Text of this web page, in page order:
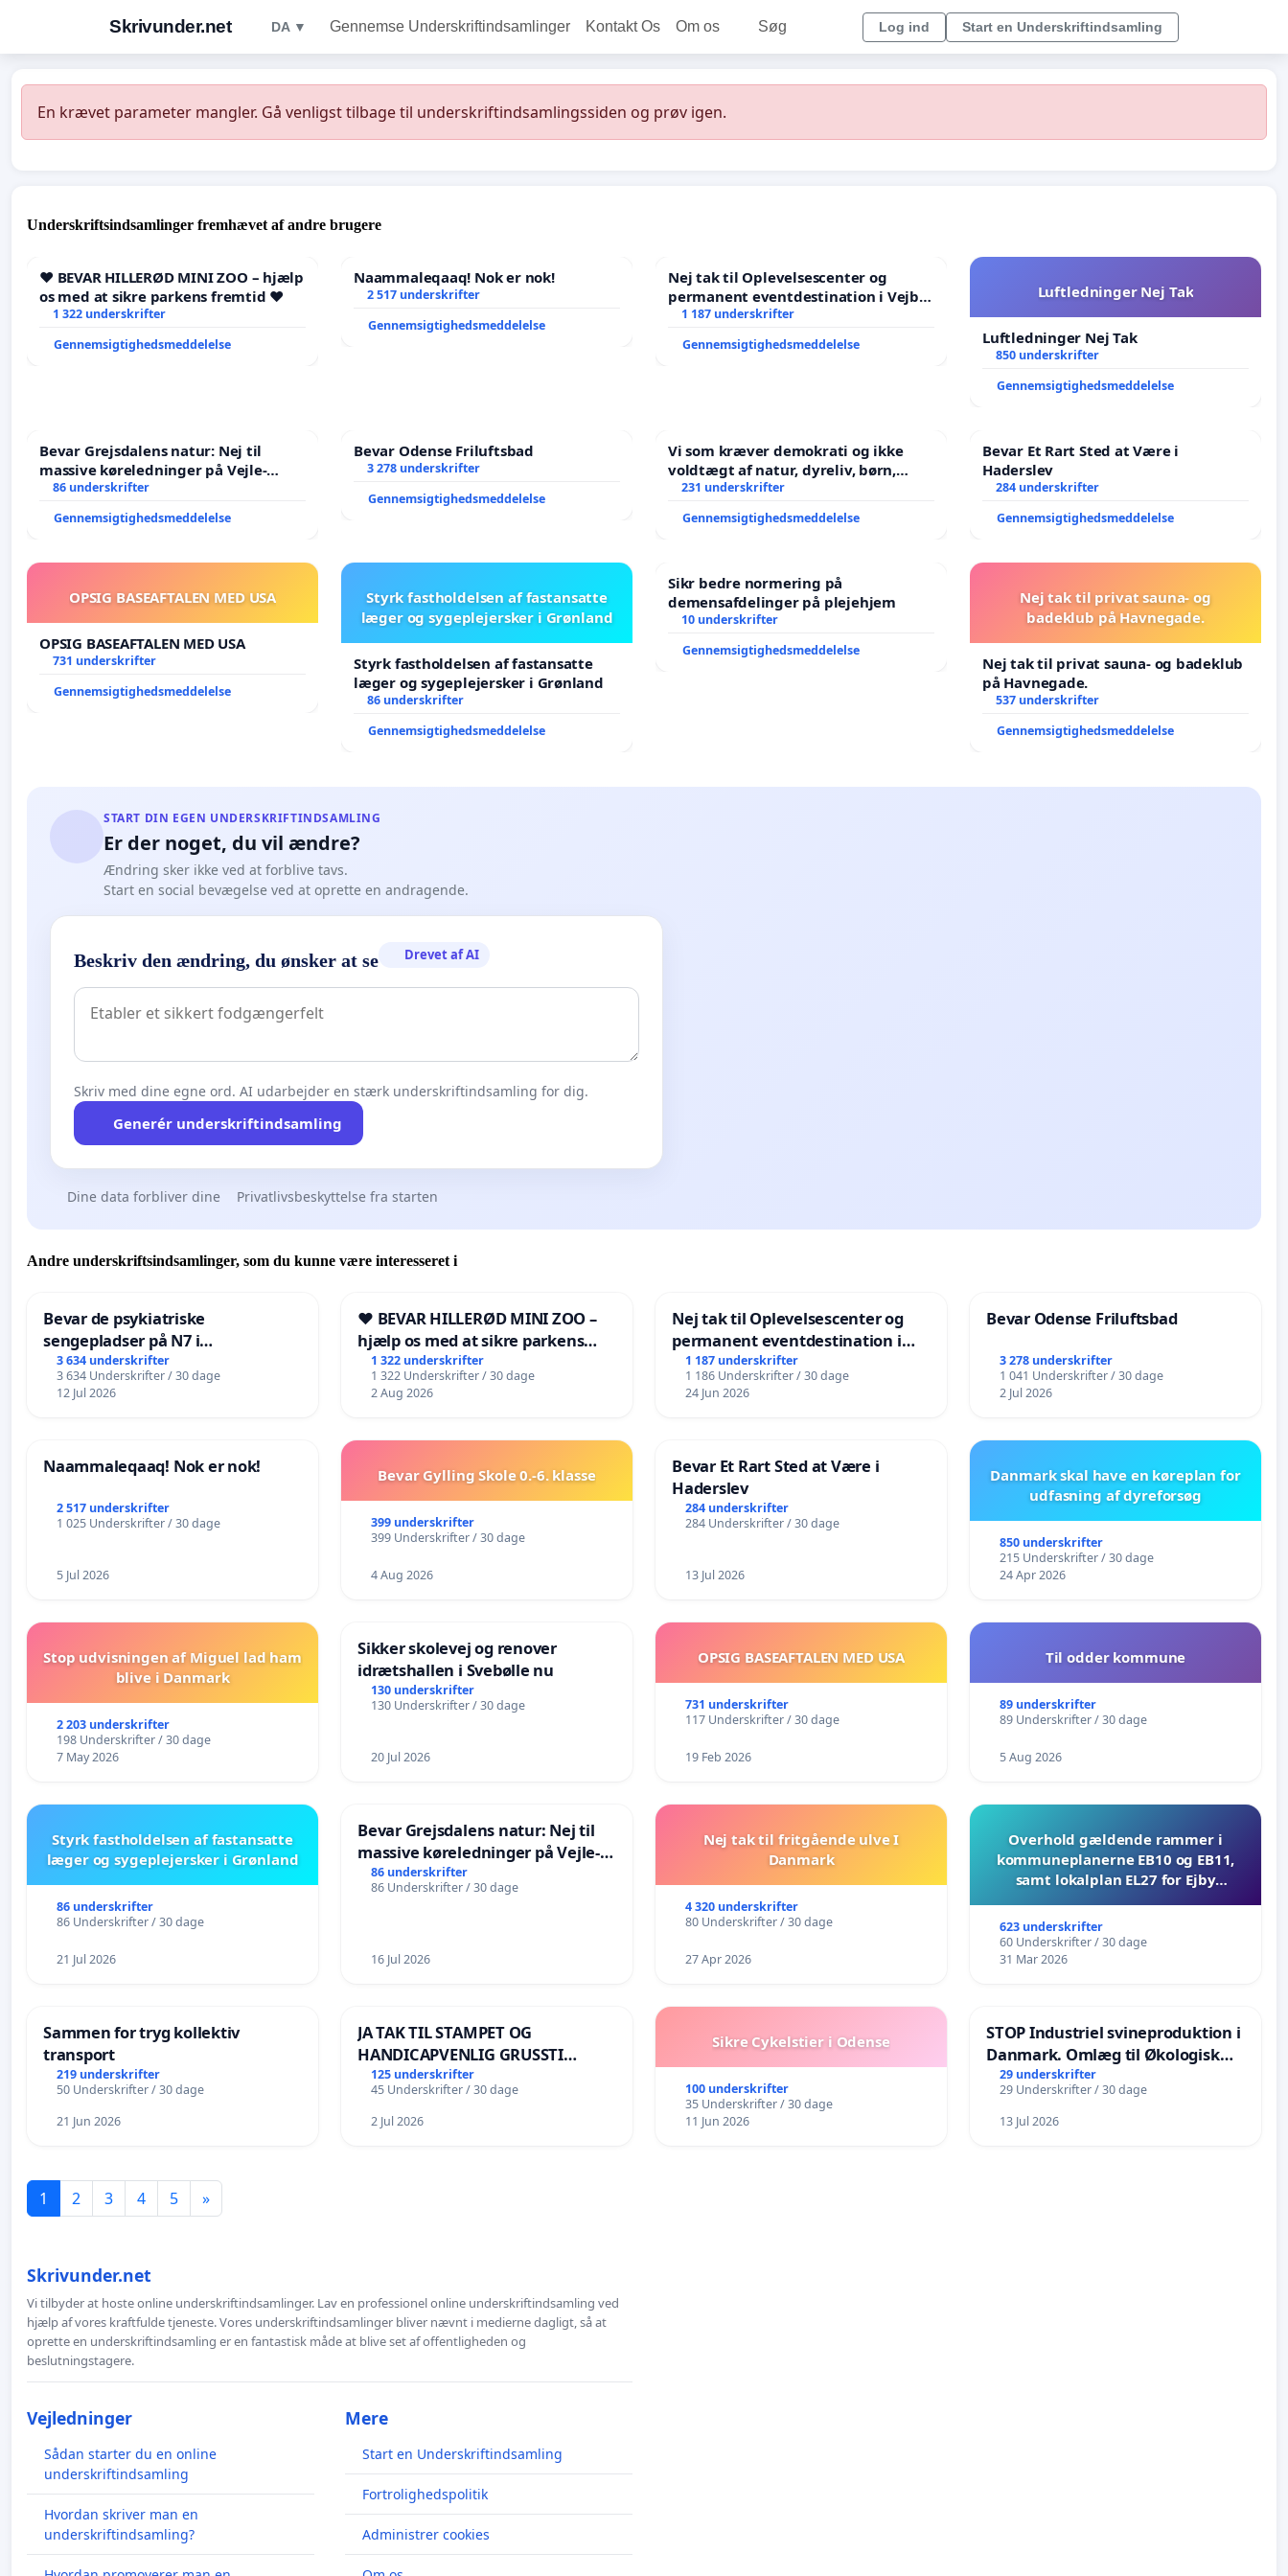
Skrivunder.net DA ▼ Gennemse Underskriftindsamlinger Kontakt Os Om os Søg Log ind Start en Underskriftindsamling
En krævet parameter mangler. Gå venligst tilbage til underskriftindsamlingssiden og prøv igen.
Underskriftsindsamlinger fremhævet af andre brugere
❤️ BEVAR HILLERØD MINI ZOO – hjælp
os med at sikre parkens fremtid ❤️
1 322 underskrifter
Gennemsigtighedsmeddelelse
Naammaleqaaq! Nok er nok!
2 517 underskrifter
Gennemsigtighedsmeddelelse
Nej tak til Oplevelsescenter og
permanent eventdestination i Vejby
- Ja tak til et levende lokalområde i
1 187 underskrifter
Gennemsigtighedsmeddelelse
Luftledninger Nej Tak
Luftledninger Nej Tak
850 underskrifter
Gennemsigtighedsmeddelelse
Bevar Grejsdalens natur: Nej til
massive køreledninger på Vejle-
Struer-banen
86 underskrifter
Gennemsigtighedsmeddelelse
Bevar Odense Friluftsbad
3 278 underskrifter
Gennemsigtighedsmeddelelse
Vi som kræver demokrati og ikke
voldtægt af natur, dyreliv, børn,
unge Borgene har sagt NEJ i mange
231 underskrifter
Gennemsigtighedsmeddelelse
Bevar Et Rart Sted at Være i
Haderslev
284 underskrifter
Gennemsigtighedsmeddelelse
OPSIG BASEAFTALEN MED USA
OPSIG BASEAFTALEN MED USA
731 underskrifter
Gennemsigtighedsmeddelelse
Styrk fastholdelsen af fastansatte
læger og sygeplejersker i Grønland
Styrk fastholdelsen af fastansatte
læger og sygeplejersker i Grønland
86 underskrifter
Gennemsigtighedsmeddelelse
Sikr bedre normering på
demensafdelinger på plejehjem
10 underskrifter
Gennemsigtighedsmeddelelse
Nej tak til privat sauna- og
badeklub på Havnegade.
Nej tak til privat sauna- og badeklub
på Havnegade.
537 underskrifter
Gennemsigtighedsmeddelelse
START DIN EGEN UNDERSKRIFTINDSAMLING
Er der noget, du vil ændre?
Ændring sker ikke ved at forblive tavs.
Start en social bevægelse ved at oprette en andragende.
Beskriv den ændring, du ønsker at se Drevet af AI
Skriv med dine egne ord. AI udarbejder en stærk underskriftindsamling for dig.
Generér underskriftindsamling
Dine data forbliver dine Privatlivsbeskyttelse fra starten
Andre underskriftsindsamlinger, som du kunne være interesseret i
Bevar de psykiatriske
sengepladser på N7 i
Frederikshavn
3 634 underskrifter
3 634 Underskrifter / 30 dage
12 Jul 2026
❤️ BEVAR HILLERØD MINI ZOO –
hjælp os med at sikre parkens
fremtid ❤️
1 322 underskrifter
1 322 Underskrifter / 30 dage
2 Aug 2026
Nej tak til Oplevelsescenter og
permanent eventdestination i
Vejby - Ja tak til et levende
lokalområde i balance
1 187 underskrifter
1 186 Underskrifter / 30 dage
24 Jun 2026
Bevar Odense Friluftsbad
3 278 underskrifter
1 041 Underskrifter / 30 dage
2 Jul 2026
Naammaleqaaq! Nok er nok!
2 517 underskrifter
1 025 Underskrifter / 30 dage
5 Jul 2026
Bevar Gylling Skole 0.-6. klasse
399 underskrifter
399 Underskrifter / 30 dage
4 Aug 2026
Bevar Et Rart Sted at Være i
Haderslev
284 underskrifter
284 Underskrifter / 30 dage
13 Jul 2026
Danmark skal have en køreplan for
udfasning af dyreforsøg
850 underskrifter
215 Underskrifter / 30 dage
24 Apr 2026
Stop udvisningen af Miguel lad ham
blive i Danmark
2 203 underskrifter
198 Underskrifter / 30 dage
7 May 2026
Sikker skolevej og renover
idrætshallen i Svebølle nu
130 underskrifter
130 Underskrifter / 30 dage
20 Jul 2026
OPSIG BASEAFTALEN MED USA
731 underskrifter
117 Underskrifter / 30 dage
19 Feb 2026
Til odder kommune
89 underskrifter
89 Underskrifter / 30 dage
5 Aug 2026
Styrk fastholdelsen af fastansatte
læger og sygeplejersker i Grønland
86 underskrifter
86 Underskrifter / 30 dage
21 Jul 2026
Bevar Grejsdalens natur: Nej til
massive køreledninger på Vejle-
Struer-banen
86 underskrifter
86 Underskrifter / 30 dage
16 Jul 2026
Nej tak til fritgående ulve I
Danmark
4 320 underskrifter
80 Underskrifter / 30 dage
27 Apr 2026
Overhold gældende rammer i
kommuneplanerne EB10 og EB11,
samt lokalplan EL27 for Ejby
623 underskrifter
60 Underskrifter / 30 dage
31 Mar 2026
Sammen for tryg kollektiv
transport
219 underskrifter
50 Underskrifter / 30 dage
21 Jun 2026
JA TAK TIL STAMPET OG
HANDICAPVENLIG GRUSSTI
LANGS SØENS KANT! NEJ TIL
BOARDWALK VÆK FRA SØEN
125 underskrifter
45 Underskrifter / 30 dage
2 Jul 2026
Sikre Cykelstier i Odense
100 underskrifter
35 Underskrifter / 30 dage
11 Jun 2026
STOP Industriel svineproduktion i
Danmark. Omlæg til Økologisk
landbrug senest i 2030
29 underskrifter
29 Underskrifter / 30 dage
13 Jul 2026
1 2 3 4 5 »
Skrivunder.net
Vi tilbyder at hoste online underskriftindsamlinger. Lav en professionel online underskriftindsamling ved
hjælp af vores kraftfulde tjeneste. Vores underskriftindsamlinger bliver nævnt i medierne dagligt, så at
oprette en underskriftindsamling er en fantastisk måde at blive set af offentligheden og
beslutningstagere.
Vejledninger
Sådan starter du en online
underskriftindsamling
Hvordan skriver man en
underskriftindsamling?
Mere
Start en Underskriftindsamling
Fortrolighedspolitik
Administrer cookies